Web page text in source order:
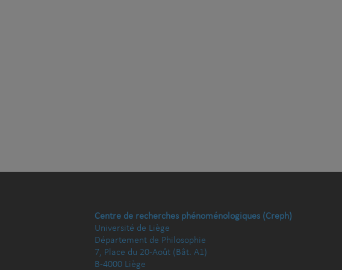
Centre de recherches phénoménologiques (Creph)
Université de Liège
Département de Philosophie
7, Place du 20-Août (Bât. A1)
B-4000 Liège